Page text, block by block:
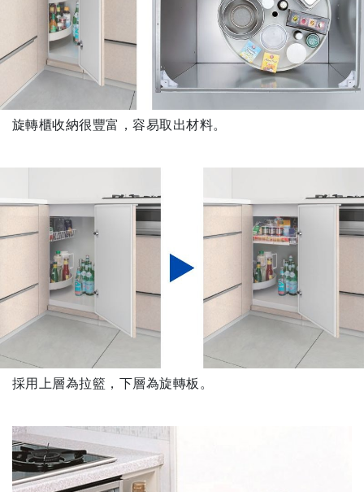
旋轉櫃收納很豐富，容易取出材料。
採用上層為拉籃，下層為旋轉板。